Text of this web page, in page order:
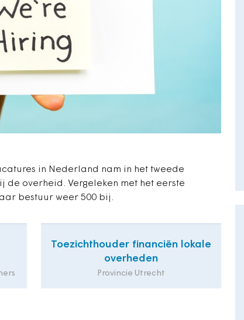
in Nederland nam in het tweede
de overheid. Vergeleken met het eerste
bestuur weer 500 bij.
Toezichthouder financiën lokale
overheden
Provincie Utrecht